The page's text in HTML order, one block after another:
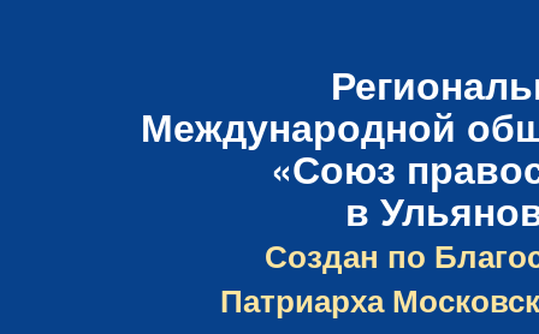
Международной
«Союз
в
Создан по
Патриарха